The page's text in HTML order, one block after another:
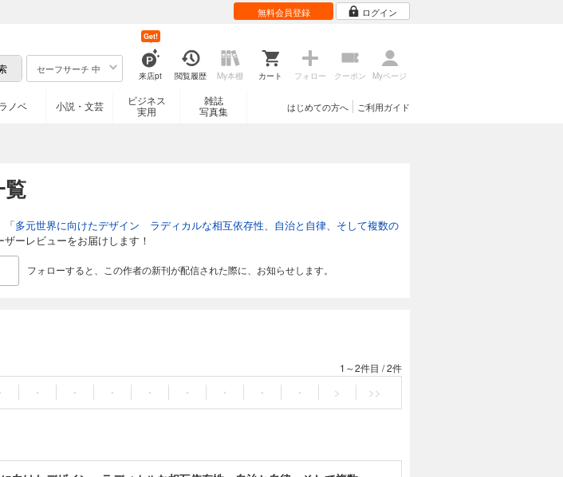
無料会員登録 ログイン
セーフサーチ 中
来店pt
Get!
閲覧履歴 My本棚 カート フォロー クーポン Myページ
ラノベ 小説・文芸
ビジネス
実用
雑誌
写真集
ご利用ガイド
はじめての方へ
「多元世界に向けたデザイン ラディカルな相互依存性、自治と自律、そして複数の
ザーレビューをお届けします！
フォローすると、この作者の新刊が配信された際に、お知らせします。
1～2件目 /2件
・ ・ ・ ・ ・ ・ ・ ・ ・ > >>